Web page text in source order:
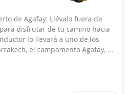
de Agafay: Llévalo fuera de
disfrutar de tu camino hacia
lo llevará a uno de los
el campamento Agafay, ...